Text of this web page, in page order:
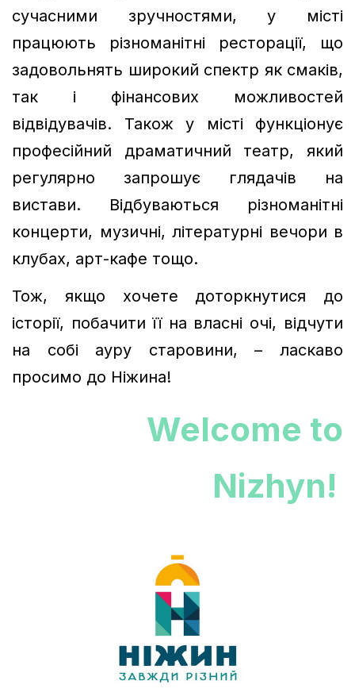
сучасними зручностями, у місті
працюють різноманітні ресторації, що
задовольнять широкий спектр як смаків,
так і фінансових можливостей
відвідувачів. Також у місті функціонує
професійний драматичний театр, який
регулярно запрошує глядачів на
вистави. Відбуваються різноманітні
концерти, музичні, літературні вечори в
клубах, арт-кафе тощо.
Тож, якщо хочете доторкнутися до
історії, побачити її на власні очі, відчути
на собі ауру старовини, – ласкаво
просимо до Ніжина!
Welcome to
Nizhyn!